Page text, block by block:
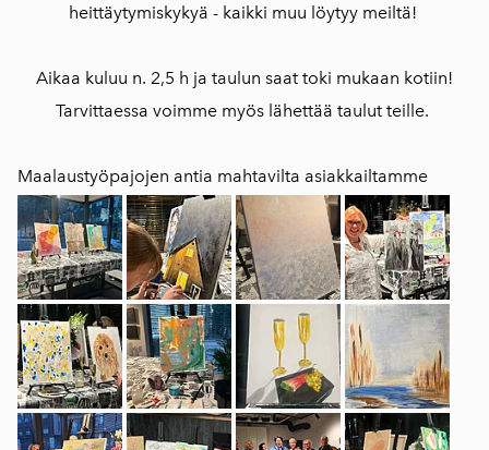
heittäytymiskykyä - kaikki muu löytyy meiltä!
Aikaa kuluu n. 2,5 h ja taulun saat toki mukaan kotiin!
Tarvittaessa voimme myös lähettää taulut teille.
Maalaustyöpajojen antia mahtavilta asiakkailtamme